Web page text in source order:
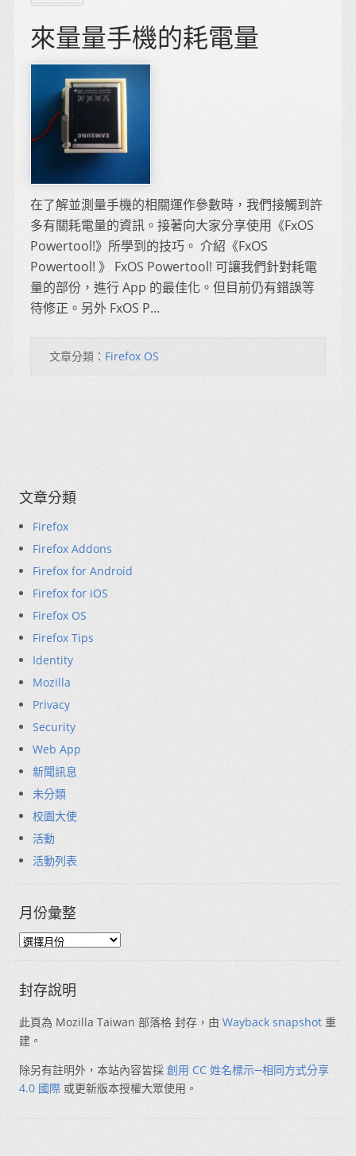
來量量手機的耗電量
在了解並測量手機的相關運作參數時，我們接觸到許
多有關耗電量的資訊。接著向大家分享使用《FxOS
Powertool!》所學到的技巧。 介紹《FxOS
Powertool! 》 FxOS Powertool! 可讓我們針對耗電
量的部份，進行 App 的最佳化。但目前仍有錯誤等
待修正。另外 FxOS P...
文章分類： Firefox OS
文章分類
Firefox
Firefox Addons
Firefox for Android
Firefox for iOS
Firefox OS
Firefox Tips
Identity
Mozilla
Privacy
Security
Web App
新聞訊息
未分類
校園大使
活動
活動列表
月份彙整
封存說明
此頁為 Mozilla Taiwan 部落格 封存，由 Wayback snapshot 重
建。
除另有註明外，本站內容皆採 創用 CC 姓名標示─相同方式分享
4.0 國際 或更新版本授權大眾使用。